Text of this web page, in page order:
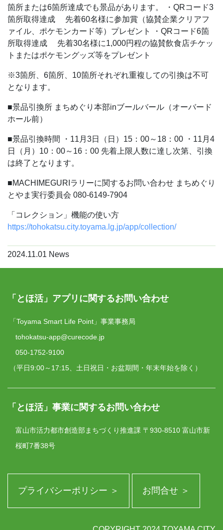
箇所または6箇所達成でも景品があります。
・QRコード3
箇所取得達成 先着60名様に参加賞（協賛企業クリアフ
ァイル、ポケモンカード等）プレゼント
・QRコード6箇
所取得達成 先着30名様に1,000円程の協賛飲食店チケッ
トまたはポケモングッズ等をプレゼント
※3箇所、6箇所、10箇所それぞれ重複しての引換は不可
となります。
■景品引換所 まちめぐり本部inブールバール（オーバード
ホール前）
■景品引換時間 ・11月3日（日）15：00～18：00 ・11月4
日（月）10：00～16：00 先着上限人数に達し次第、引換
は終了となります。
■MACHIMEGURIラリーに関するお問い合わせ まちめぐり
とやま実行委員会 080-6149-7904
「コレクション」機能の使い方
https://tohokatsu.city.toyama.lg.jp/app/collection/
2024.11.01 News
「とほ活」アプリに関するお問い合わせ
「Toyama Smart Life Point」事業事務局
tohokatsu-app@curecode.jp
050-1752-9100
（平日9:00～17:15、土日祝日・お盆期間・年末年始を除く）
「とほ活」事業に関するお問い合わせ
富山市活力都市創造部まちづくり推進課 〒930-8510 富山市新
桜町7番38号
プライバシーポリシー ＞ お問合せ ＞